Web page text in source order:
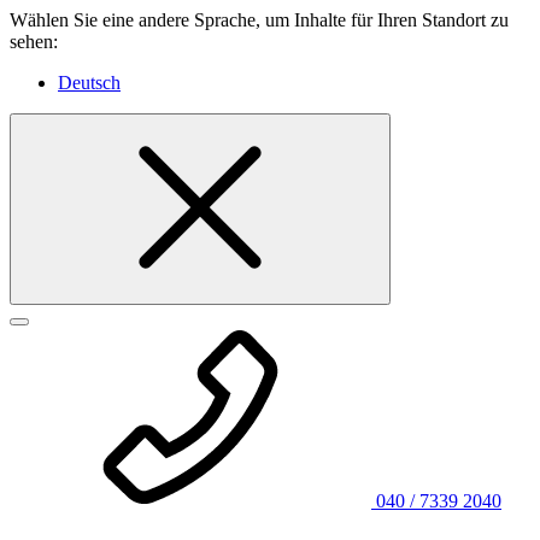
Wählen Sie eine andere Sprache, um Inhalte für Ihren Standort zu
sehen:
Deutsch
040 / 7339 2040